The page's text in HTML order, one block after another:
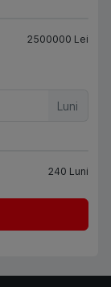
2500000 Lei
Luni
240 Luni